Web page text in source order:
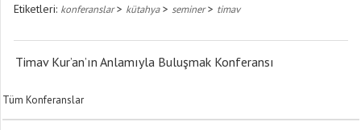
Etiketleri: konferanslar> kütahya> seminer> timav
Timav Kur’an’ın Anlamıyla Buluşmak Konferansı
Tüm Konferanslar